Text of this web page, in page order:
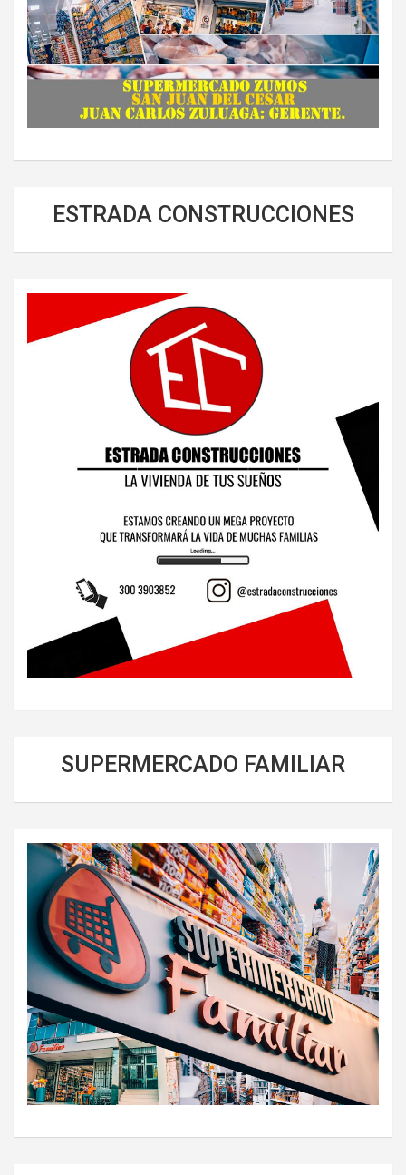
ESTRADA CONSTRUCCIONES
SUPERMERCADO FAMILIAR